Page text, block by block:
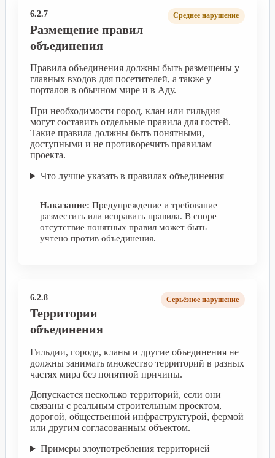
6.2.7
Размещение правил
объединения
Среднее нарушение
Правила объединения должны быть размещены у
главных входов для посетителей, а также у
порталов в обычном мире и в Аду.
При необходимости город, клан или гильдия
могут составить отдельные правила для гостей.
Такие правила должны быть понятными,
доступными и не противоречить правилам
проекта.
Что лучше указать в правилах объединения
Наказание: Предупреждение и требование
разместить или исправить правила. В споре
отсутствие понятных правил может быть
учтено против объединения.
6.2.8
Территории
объединения
Серьёзное нарушение
Гильдии, города, кланы и другие объединения не
должны занимать множество территорий в разных
частях мира без понятной причины.
Допускается несколько территорий, если они
связаны с реальным строительным проектом,
дорогой, общественной инфраструктурой, фермой
или другим согласованным объектом.
Примеры злоупотребления территорией